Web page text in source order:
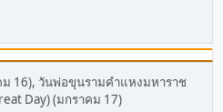
ม 16), วันพ่อขุนรามคำแหงมหาราช
Day) (มกราคม 17)